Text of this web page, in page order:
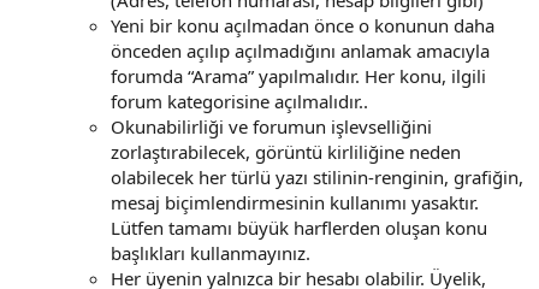
Yeni bir konu açılmadan önce o konunun daha
önceden açılıp açılmadığını anlamak amacıyla
forumda “Arama” yapılmalıdır. Her konu, ilgili
forum kategorisine açılmalıdır..
Okunabilirliği ve forumun işlevselliğini
zorlaştırabilecek, görüntü kirliliğine neden
olabilecek her türlü yazı stilinin-renginin, grafiğin,
mesaj biçimlendirmesinin kullanımı yasaktır.
Lütfen tamamı büyük harflerden oluşan konu
başlıkları kullanmayınız.
Her üyenin yalnızca bir hesabı olabilir. Üyelik,